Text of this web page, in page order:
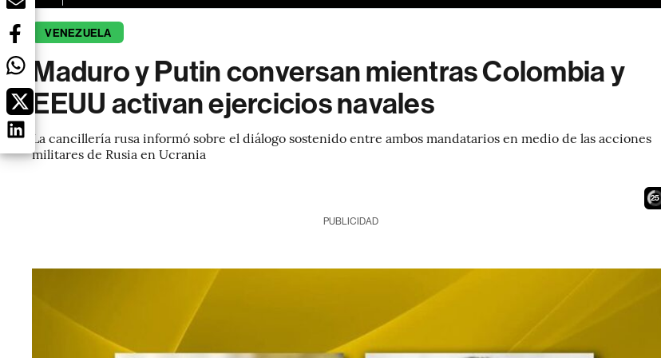
VENEZUELA
Maduro y Putin conversan mientras Colombia y
EEUU activan ejercicios navales
La cancillería rusa informó sobre el diálogo sostenido entre ambos mandatarios en medio de las acciones
militares de Rusia en Ucrania
23
PUBLICIDAD